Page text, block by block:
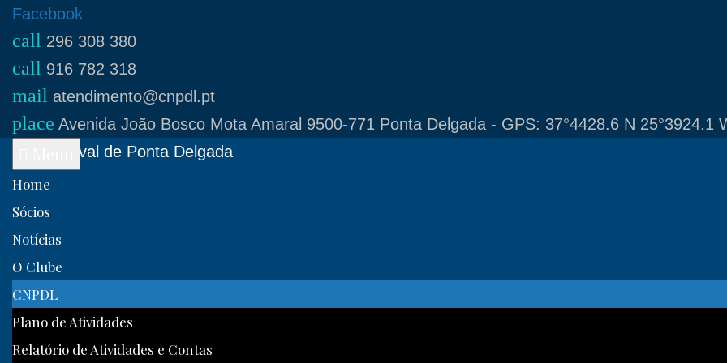
Skip
content
Facebook
call 296 308 380
call 916 782 318
mail atendimento@cnpdl.pt
place Avenida João Bosco Mota Amaral 9500-771 Ponta Delgada - GPS: 37°4428.6 N 25°3924.1
Clube Naval de Ponta Delgada
Home
Sócios
Notícias
O Clube
CNPDL
Plano de Atividades
Relatório de Atividades e Contas